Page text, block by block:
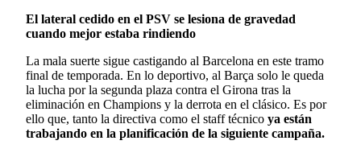
El lateral cedido en el PSV se lesiona de gravedad
cuando mejor estaba rindiendo
La mala suerte sigue castigando al Barcelona en este tramo
final de temporada. En lo deportivo, al Barça solo le queda
la lucha por la segunda plaza contra el Girona tras la
eliminación en Champions y la derrota en el clásico. Es por
ello que, tanto la directiva como el staff técnico ya están
trabajando en la planificación de la siguiente campaña.